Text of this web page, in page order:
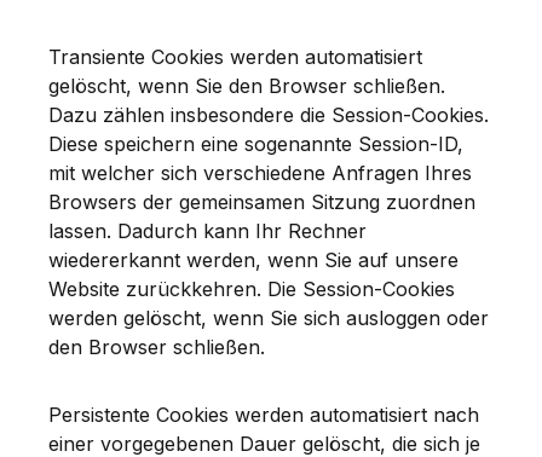
Transiente Cookies werden automatisiert
gelöscht, wenn Sie den Browser schließen.
Dazu zählen insbesondere die Session-Cookies.
Diese speichern eine sogenannte Session-ID,
mit welcher sich verschiedene Anfragen Ihres
Browsers der gemeinsamen Sitzung zuordnen
lassen. Dadurch kann Ihr Rechner
wiedererkannt werden, wenn Sie auf unsere
Website zurückkehren. Die Session-Cookies
werden gelöscht, wenn Sie sich ausloggen oder
den Browser schließen.
Persistente Cookies werden automatisiert nach
einer vorgegebenen Dauer gelöscht, die sich je